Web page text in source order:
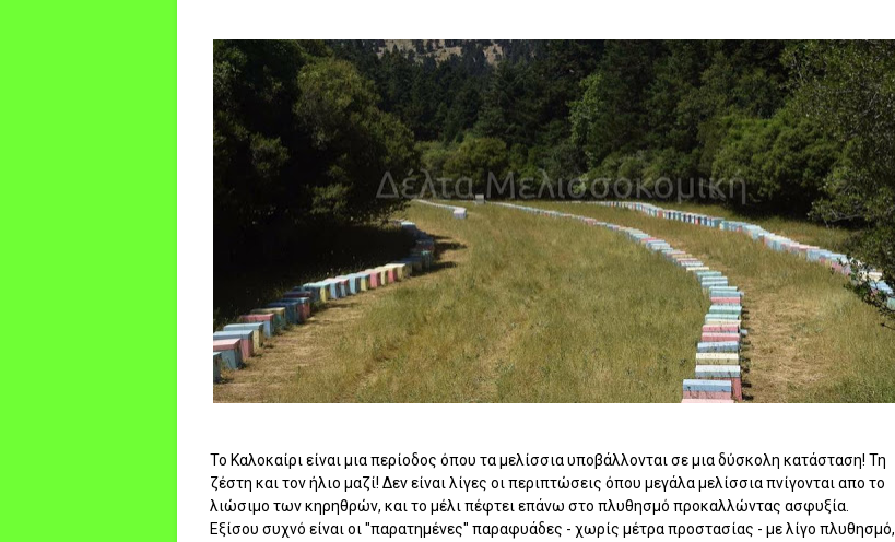
Το Καλοκαίρι είναι μια περίοδος όπου τα μελίσσια υποβάλλονται σε μια δύσκολη κατάσταση! Τη
ζέστη και τον ήλιο μαζί! Δεν είναι λίγες οι περιπτώσεις όπου μεγάλα μελίσσια πνίγονται απο το
λιώσιμο των κηρηθρών, και το μέλι πέφτει επάνω στο πλυθησμό προκαλλώντας ασφυξία.
Εξίσου συχνό είναι οι "παρατημένες" παραφυάδες - χωρίς μέτρα προστασίας - με λίγο πλυθησμό,